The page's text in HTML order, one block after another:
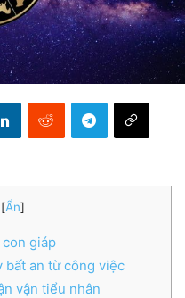
[Ẩn]
con giáp
bất an từ công việc
vận tiểu nhân